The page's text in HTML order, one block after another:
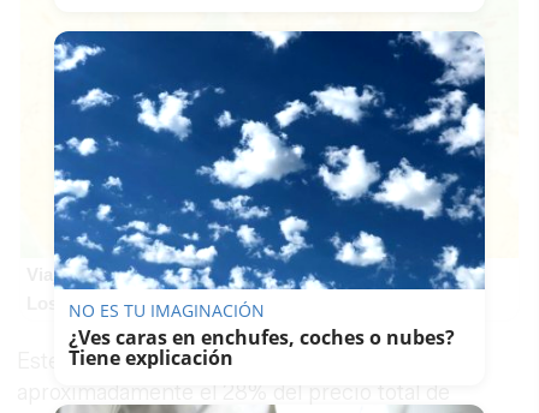
Viaja sin visado
Los pasaportes que más puertas abren ¿está el tuyo?
Este desembolso equivale a tener ahorrado
aproximadamente el 28% del precio total de
NO ES TU IMAGINACIÓN
¿Ves caras en enchufes, coches o nubes?
Tiene explicación